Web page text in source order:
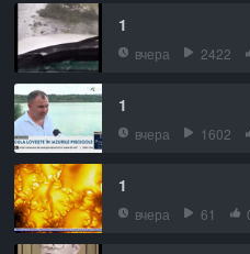
1
вчера 2422
1
вчера 1602
1
вчера 61